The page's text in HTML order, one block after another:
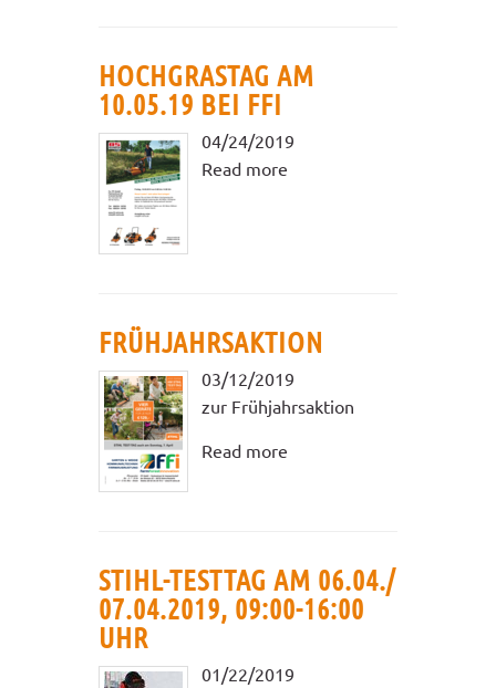
HOCHGRASTAG AM
10.05.19 BEI FFI
04/24/2019
Read more
FRÜHJAHRSAKTION
03/12/2019
zur Frühjahrsaktion
Read more
STIHL-TESTTAG AM 06.04./
07.04.2019, 09:00-16:00
UHR
01/22/2019